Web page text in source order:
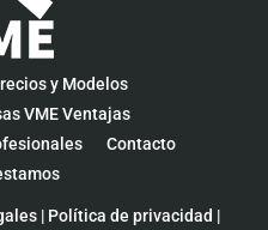
y Modelos
VME Ventajas
Contacto
| Política de privacidad |